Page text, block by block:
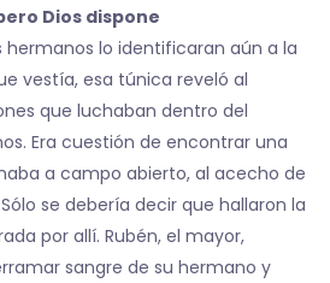
Dios dispone
hermanos lo identificaran aún a la
vestía, esa túnica reveló al
que luchaban dentro del
Era cuestión de encontrar una
a campo abierto, al acecho de
se debería decir que hallaron la
por allí. Rubén, el mayor,
sangre de su hermano y